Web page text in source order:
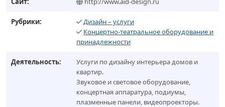
Рубрики:
Дизайн – услуги
Концертно-театральное оборудование и
принадлежности
Деятельность:
Услуги по дизайну интерьера домов и
квартир.
Звуковое и световое оборудование,
концертная аппаратура, подиумы,
плазменные панели, видеопроекторы.